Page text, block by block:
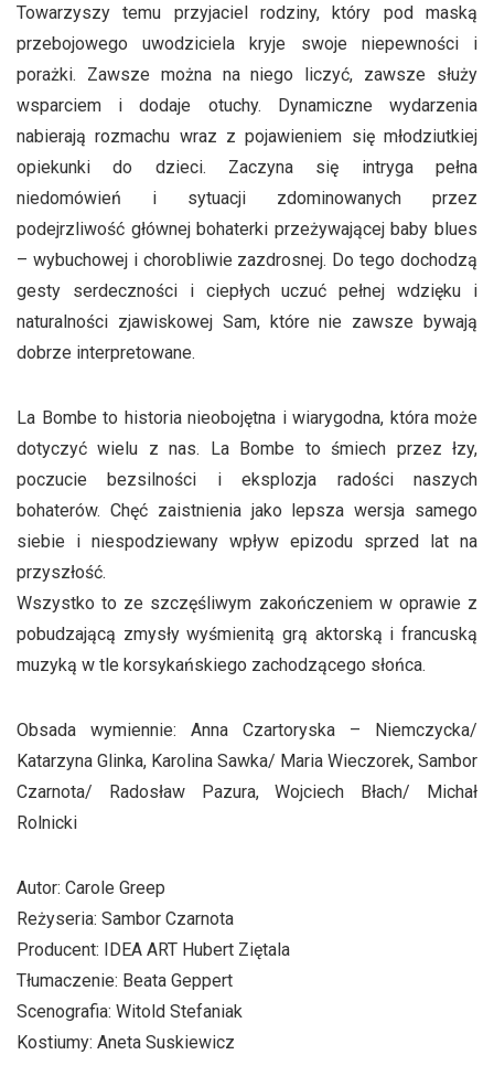
Towarzyszy temu przyjaciel rodziny, który pod maską
przebojowego uwodziciela kryje swoje niepewności i
porażki. Zawsze można na niego liczyć, zawsze służy
wsparciem i dodaje otuchy. Dynamiczne wydarzenia
nabierają rozmachu wraz z pojawieniem się młodziutkiej
opiekunki do dzieci. Zaczyna się intryga pełna
niedomówień i sytuacji zdominowanych przez
podejrzliwość głównej bohaterki przeżywającej baby blues
– wybuchowej i chorobliwie zazdrosnej. Do tego dochodzą
gesty serdeczności i ciepłych uczuć pełnej wdzięku i
naturalności zjawiskowej Sam, które nie zawsze bywają
dobrze interpretowane.
La Bombe to historia nieobojętna i wiarygodna, która może
dotyczyć wielu z nas. La Bombe to śmiech przez łzy,
poczucie bezsilności i eksplozja radości naszych
bohaterów. Chęć zaistnienia jako lepsza wersja samego
siebie i niespodziewany wpływ epizodu sprzed lat na
przyszłość.
Wszystko to ze szczęśliwym zakończeniem w oprawie z
pobudzającą zmysły wyśmienitą grą aktorską i francuską
muzyką w tle korsykańskiego zachodzącego słońca.
Obsada wymiennie: Anna Czartoryska – Niemczycka/
Katarzyna Glinka, Karolina Sawka/ Maria Wieczorek, Sambor
Czarnota/ Radosław Pazura, Wojciech Błach/ Michał
Rolnicki
Autor: Carole Greep
Reżyseria: Sambor Czarnota
Producent: IDEA ART Hubert Ziętala
Tłumaczenie: Beata Geppert
Scenografia: Witold Stefaniak
Kostiumy: Aneta Suskiewicz